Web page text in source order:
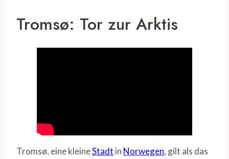
Tromsø: Tor zur Arktis
Tromsø, eine kleineStadt in Norwegen, gilt als das